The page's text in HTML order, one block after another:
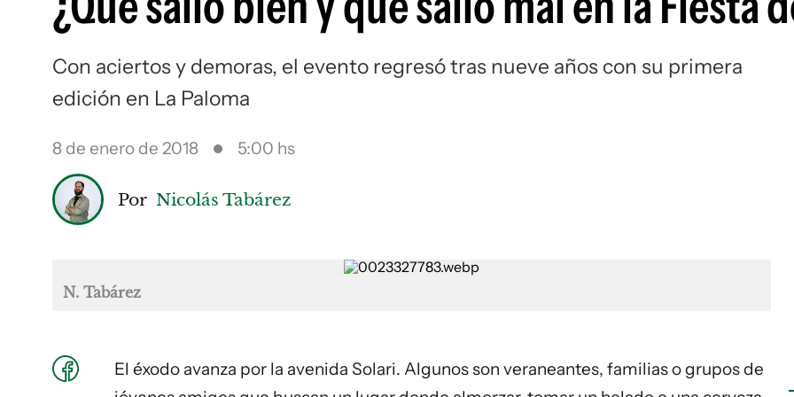
Con aciertos y demoras, el evento regresó tras nueve años con su primera
edición en La Paloma
8 de enero de 2018 5:00 hs
Por Nicolás Tabárez
N. Tabárez
El éxodo avanza por la avenida Solari. Algunos son veraneantes, familias o grupos de